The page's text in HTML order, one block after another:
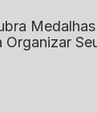
Organizar